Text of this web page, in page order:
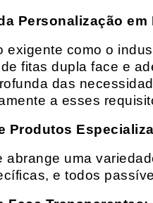
Personalização
exigente como o
fitas dupla face e
das
a esses
Produtos
abrange uma
e todos